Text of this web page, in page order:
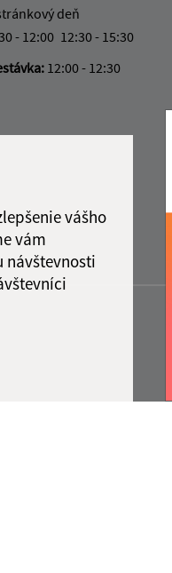
vášho
vám
návštevnosti
deň
- 12:00 12:30 - 15:30
12:00 - 12:30